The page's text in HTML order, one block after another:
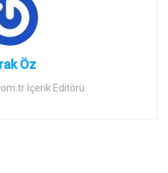
Öz
İçerik Editörü